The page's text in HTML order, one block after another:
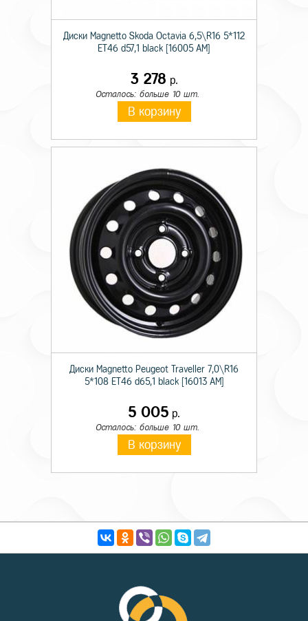
Диски Magnetto Skoda Octavia 6,5\R16 5*112
ET46 d57,1 black [16005 AM]
3 278 р.
Осталось: больше 10 шт.
В корзину
Диски Magnetto Peugeot Traveller 7,0\R16
5*108 ET46 d65,1 black [16013 AM]
5 005 р.
Осталось: больше 10 шт.
В корзину